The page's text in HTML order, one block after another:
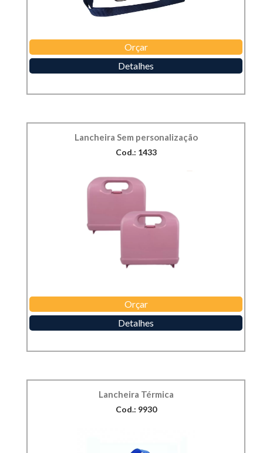
Orçar
Detalhes
Lancheira Sem personalização
Cod.: 1433
Orçar
Detalhes
Lancheira Térmica
Cod.: 9930